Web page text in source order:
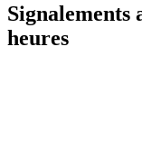
Signalements
heures